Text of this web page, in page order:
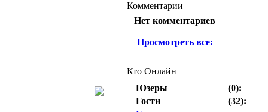
Комментарии
Нет комментариев
Просмотреть все:
Кто Онлайн
Юзеры
(0):
Гости
(32):